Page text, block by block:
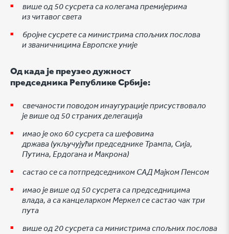
више од 50 сусрета са колегама премијерима
из читавог света
бројне сусрете са министрима спољних послова
и званичницима Европске уније
Од када је преузео дужност
председника Републике Србије:
свечаности поводом инаугурације присуствовало
је више од 50 страних делегација
имао је око 60 сусрета са шефовима
држава (укључујући председнике Трампа, Сија,
Путина, Ердогана и Макрона)
састао се са потпредседником САД Мајком Пенсом
имао је више од 50 сусрета са председницима
влада, а са канцеларком Меркел се састао чак три
пута
више од 20 сусрета са министрима спољних послова